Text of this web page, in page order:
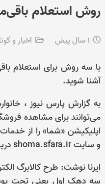
روش استعلام
1 سال پیش اخبار و
با سه روش برای استعلام
آشنا شوید.
به گزارش پارس نیوز ،
می‌توانند برای مشاهده
اپلیکیشن «شما» را از
و سایت shoma.sfara.ir دریافت و نصب کنند.
ایرنا نوشت: طرح کالابرگ